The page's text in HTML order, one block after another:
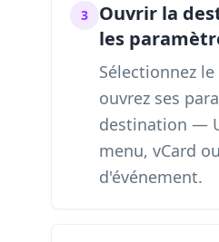
3
Ouvrir la
les
Sélectionnez le
ouvrez ses
destination —
menu, vCard
d'événement.